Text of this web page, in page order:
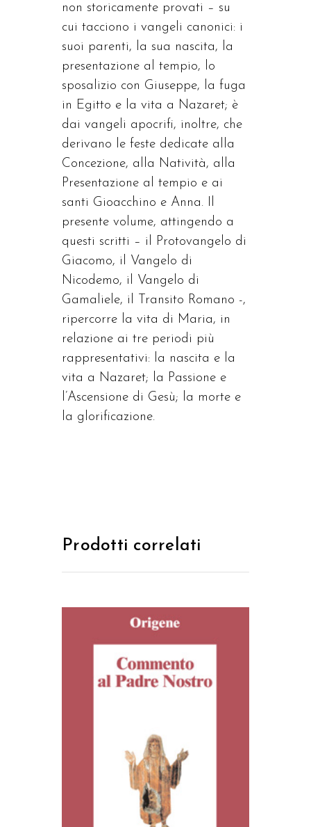
non storicamente provati – su
cui tacciono i vangeli canonici: i
suoi parenti, la sua nascita, la
presentazione al tempio, lo
sposalizio con Giuseppe, la fuga
in Egitto e la vita a Nazaret; è
dai vangeli apocrifi, inoltre, che
derivano le feste dedicate alla
Concezione, alla Natività, alla
Presentazione al tempio e ai
santi Gioacchino e Anna. Il
presente volume, attingendo a
questi scritti – il Protovangelo di
Giacomo, il Vangelo di
Nicodemo, il Vangelo di
Gamaliele, il Transito Romano -,
ripercorre la vita di Maria, in
relazione ai tre periodi più
rappresentativi: la nascita e la
vita a Nazaret; la Passione e
l’Ascensione di Gesù; la morte e
la glorificazione.
Prodotti correlati
AGGIUNGI AL CARRELLO